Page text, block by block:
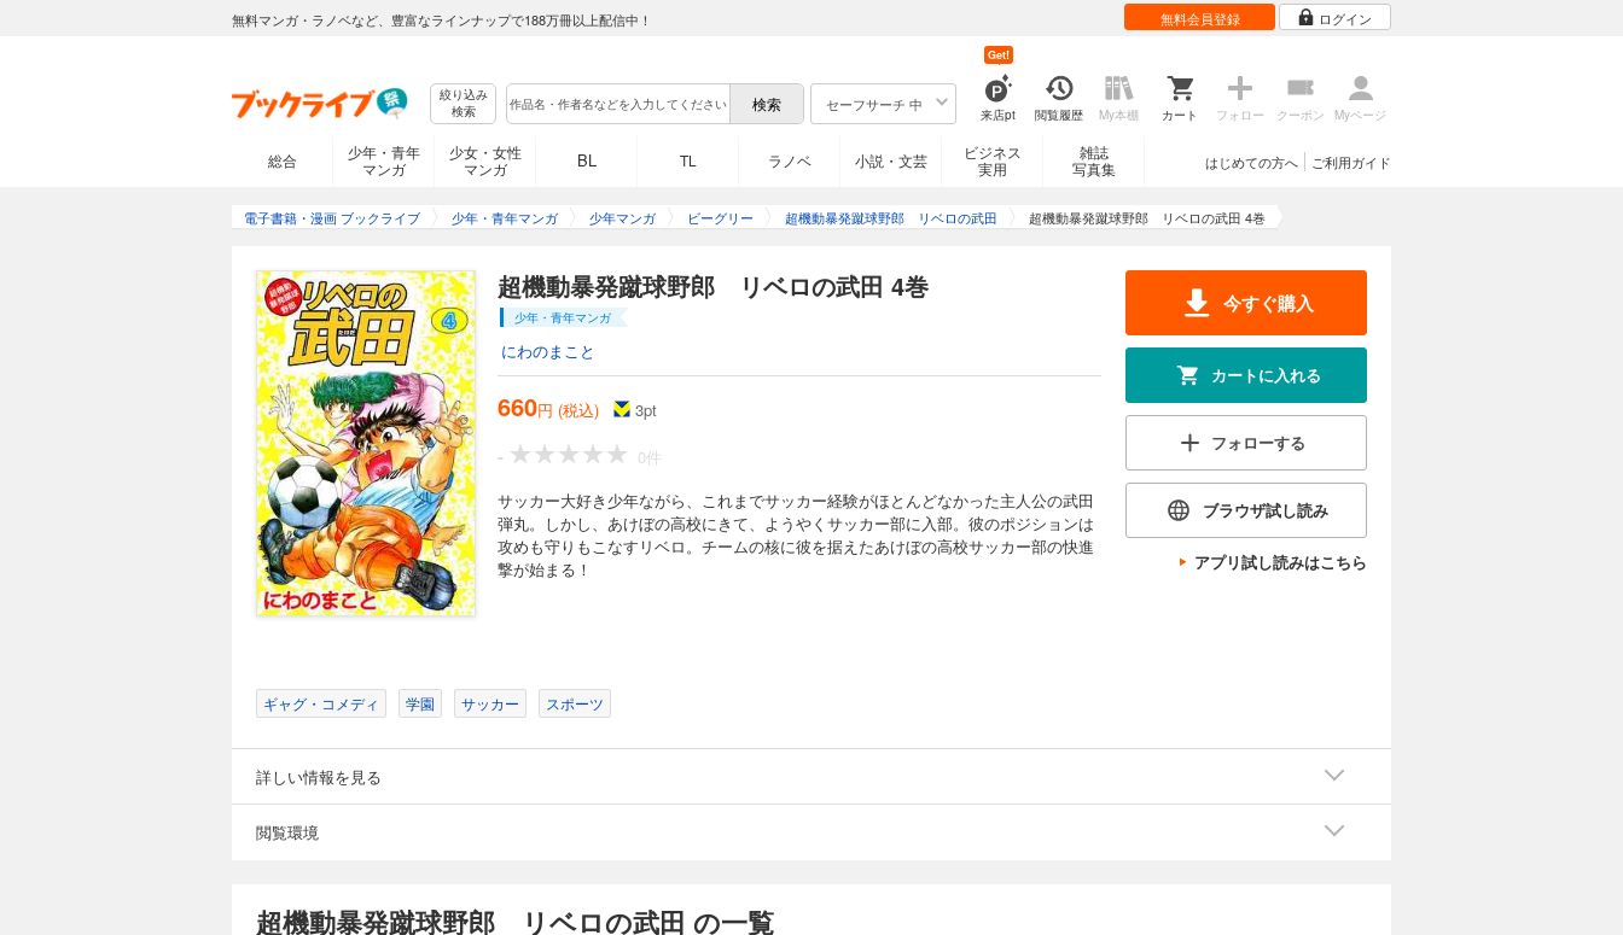
無料マンガ・ラノベなど、豊富なラインナップで188万冊以上配信中！ 無料会員登録 ログイン
絞り込み
検索
セーフサーチ 中
来店pt
Get!
閲覧履歴 My本棚 カート フォロー クーポン Myページ
総合
少年・青年
マンガ
少女・女性
マンガ
BL TL ラノベ 小説・文芸
ビジネス
実用
雑誌
写真集
ご利用ガイド
はじめての方へ
電子書籍・漫画 ブックライブ 少年・青年マンガ 少年マンガ ビーグリー 超機動暴発蹴球野郎 リベロの武田 超機動暴発蹴球野郎 リベロの武田 4巻
超機動暴発蹴球野郎 リベロの武田 4巻
少年・青年マンガ
にわのまこと
660円 (税込) 3pt
-
0件
サッカー大好き少年ながら、これまでサッカー経験がほとんどなかった主人公の武田
弾丸。しかし、あけぼの高校にきて、ようやくサッカー部に入部。彼のポジションは
攻めも守りもこなすリベロ。チームの核に彼を据えたあけぼの高校サッカー部の快進
撃が始まる！
今すぐ購入
カートに入れる
フォローする
ブラウザ試し読み
アプリ試し読みはこちら
ギャグ・コメディ 学園 サッカー スポーツ
詳しい情報を見る
閲覧環境
超機動暴発蹴球野郎 リベロの武田 の一覧